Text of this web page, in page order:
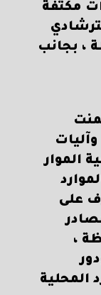
مكثفة
، بجانب
الموار
على
،
المحلية